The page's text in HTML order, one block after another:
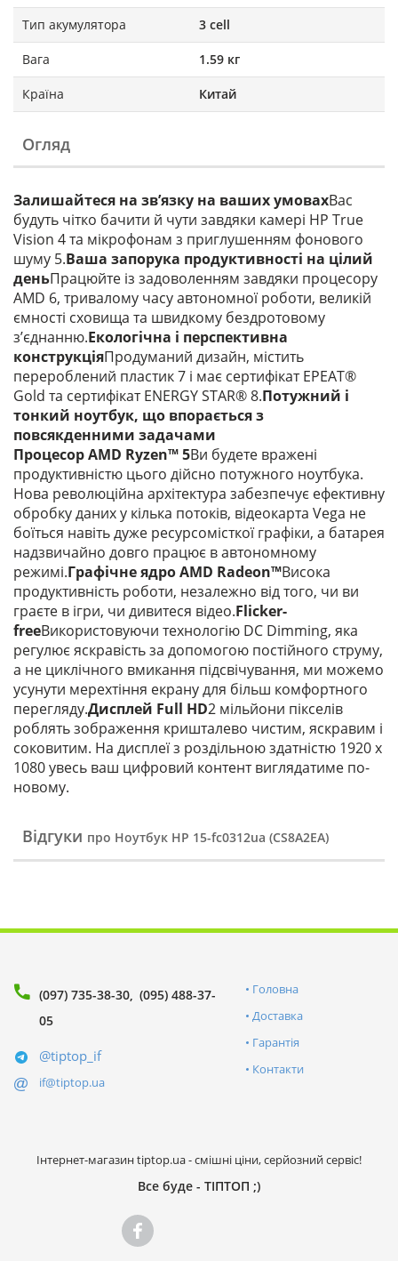
Тип акумулятора 3 cell
Вага 1.59 кг
Країна Китай
Огляд
Залишайтеся на зв’язку на ваших умовахВас
будуть чітко бачити й чути завдяки камері HP True
Vision 4 та мікрофонам з приглушенням фонового
шуму 5.Ваша запорука продуктивності на цілий
деньПрацюйте із задоволенням завдяки процесору
AMD 6, тривалому часу автономної роботи, великій
ємності сховища та швидкому бездротовому
з’єднанню.Екологічна і перспективна
конструкціяПродуманий дизайн, містить
перероблений пластик 7 і має сертифікат EPEAT®
Gold та сертифікат ENERGY STAR® 8.Потужний і
тонкий ноутбук, що впорається з
повсякденними задачами
Процесор AMD Ryzen™ 5Ви будете вражені
продуктивністю цього дійсно потужного ноутбука.
Нова революційна архітектура забезпечує ефективну
обробку даних у кілька потоків, відеокарта Vega не
боїться навіть дуже ресурсомісткої графіки, а батарея
надзвичайно довго працює в автономному
режимі.Графічне ядро AMD Radeon™Висока
продуктивність роботи, незалежно від того, чи ви
граєте в ігри, чи дивитеся відео.Flicker-
freeВикористовуючи технологію DC Dimming, яка
регулює яскравість за допомогою постійного струму,
а не циклічного вмикання підсвічування, ми можемо
усунути мерехтіння екрану для більш комфортного
перегляду.Дисплей Full HD2 мільйони пікселів
роблять зображення кришталево чистим, яскравим і
соковитим. На дисплеї з роздільною здатністю 1920 x
1080 увесь ваш цифровий контент виглядатиме по-
новому.
Відгуки про Ноутбук HP 15-fc0312ua (CS8A2EA)
(097) 735-38-30 (095) 488-37-
05
@tiptop_if
if@tiptop.ua
Головна
Доставка
Гарантія
Контакти
Інтернет-магазин tiptop.ua - смішні ціни, серйозний сервіс!
Все буде - ТІПТОП ;)